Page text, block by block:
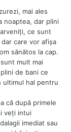
mai ales
noaptea, dar plini
ce sunt
care vor afişa
sănătos la cap.
mult mai
de bani ce
ultimul hal pentru
că după primele
veţi intui
imediat sau